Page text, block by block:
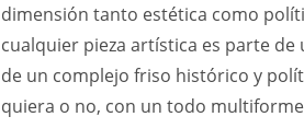
dimensión tanto estética como
cualquier pieza artística es parte
de un complejo friso histórico y
quiera o no, con un todo